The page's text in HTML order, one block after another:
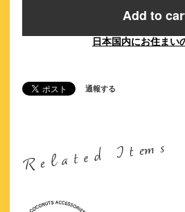
Add to
日本国内にお住まい
通報する